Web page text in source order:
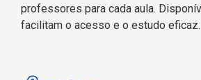
professores para cada aula.
facilitam o acesso e o estudo eficaz.